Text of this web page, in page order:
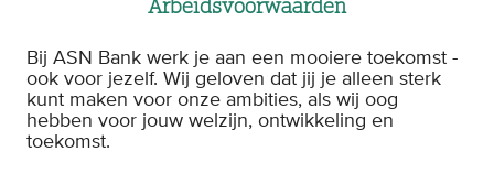
Bij ASN Bank werk je aan een mooiere toekomst -
ook voor jezelf. Wij geloven dat jij je alleen sterk
kunt maken voor onze ambities, als wij oog
hebben voor jouw welzijn, ontwikkeling en
toekomst.